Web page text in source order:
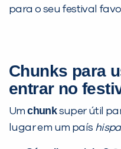
para o seu festival
Chunks para
entrar no
Umchunksuper útil
lugar em um país